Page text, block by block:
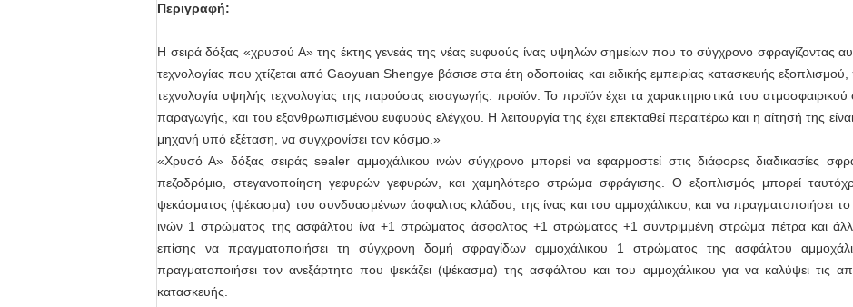
Περιγραφή:
Η σειρά δόξας «χρυσού Α» της έκτης γενεάς της νέας ευφυούς ίνας υψηλών σημείων που το σύγχρονο σφραγίζοντας
τεχνολογίας που χτίζεται από Gaoyuan Shengye βάσισε στα έτη οδοποιίας και ειδικής εμπειρίας κατασκευής
τεχνολογία υψηλής τεχνολογίας της παρούσας εισαγωγής. προϊόν. Το προϊόν έχει τα χαρακτηριστικά του ατμοσφαιρικού
παραγωγής, και του εξανθρωπισμένου ευφυούς ελέγχου. Η λειτουργία της έχει επεκταθεί περαιτέρω και η αίτησή της
μηχανή υπό εξέταση, να συγχρονίσει τον κόσμο.»
«Χρυσό Α» δόξας σειράς sealer αμμοχάλικου ινών σύγχρονο μπορεί να εφαρμοστεί στις διάφορες διαδικασίες
πεζοδρόμιο, στεγανοποίηση γεφυρών γεφυρών, και χαμηλότερο στρώμα σφράγισης. Ο εξοπλισμός μπορεί
ψεκάσματος (ψέκασμα) του συνδυασμένων άσφαλτος κλάδου, της ίνας και του αμμοχάλικου, και να πραγματοποιήσει
ινών 1 στρώματος της ασφάλτου ίνα +1 στρώματος άσφαλτος +1 στρώματος +1 συντριμμένη στρώμα πέτρα και
επίσης να πραγματοποιήσει τη σύγχρονη δομή σφραγίδων αμμοχάλικου 1 στρώματος της ασφάλτου
πραγματοποιήσει τον ανεξάρτητο που ψεκάζει (ψέκασμα) της ασφάλτου και του αμμοχάλικου για να καλύψει τις
κατασκευής.